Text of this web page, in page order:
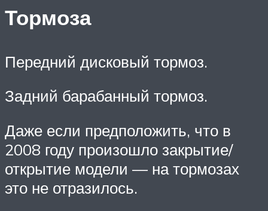
Тормоза
Передний дисковый тормоз.
Задний барабанный тормоз.
Даже если предположить, что в
2008 году произошло закрытие/
открытие модели — на тормозах
это не отразилось.